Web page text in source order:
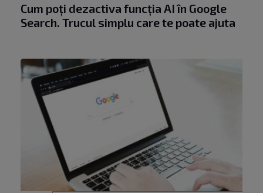
Cum poți dezactiva funcția AI în Google
Search. Trucul simplu care te poate ajuta